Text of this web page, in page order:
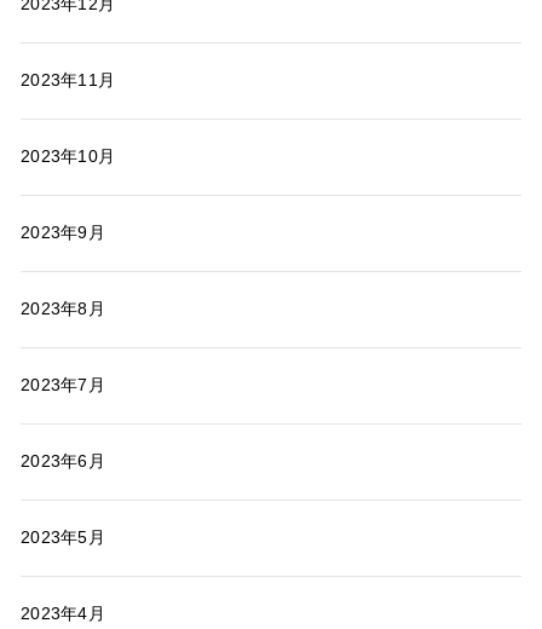
2023年11月
2023年10月
2023年9月
2023年8月
2023年7月
2023年6月
2023年5月
2023年4月